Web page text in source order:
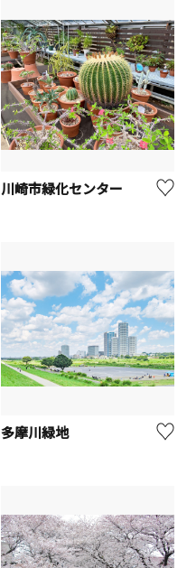
川崎市緑化センター
多摩川緑地